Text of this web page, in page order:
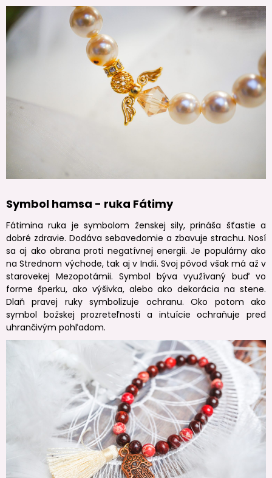
Symbol hamsa - ruka Fátimy
Fátimina ruka je symbolom ženskej sily, prináša šťastie a
dobré zdravie. Dodáva sebavedomie a zbavuje strachu. Nosí
sa aj ako obrana proti negatívnej energii. Je populárny ako
na Strednom východe, tak aj v Indii. Svoj pôvod však má až v
starovekej Mezopotámii. Symbol býva využívaný buď vo
forme šperku, ako výšivka, alebo ako dekorácia na stene.
Dlaň pravej ruky symbolizuje ochranu. Oko potom ako
symbol božskej prozreteľnosti a intuície ochraňuje pred
uhrančivým pohľadom.